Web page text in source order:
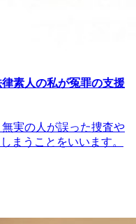
素人の私が冤罪の支援
無実の人が誤った捜査や
まうことをいいます。